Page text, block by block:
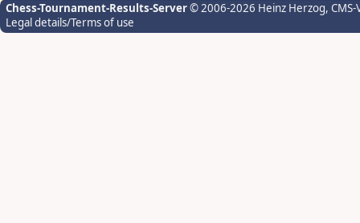
Chess-Tournament-Results-Server© 2006-2026 Heinz Herzog,
Legal details/Terms of use